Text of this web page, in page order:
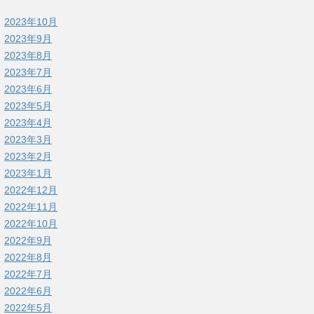
2023年10月
2023年9月
2023年8月
2023年7月
2023年6月
2023年5月
2023年4月
2023年3月
2023年2月
2023年1月
2022年12月
2022年11月
2022年10月
2022年9月
2022年8月
2022年7月
2022年6月
2022年5月